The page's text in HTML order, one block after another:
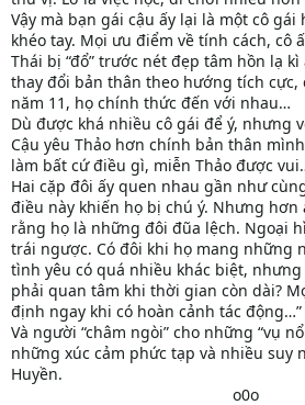
Vậy mà bạn gái cậu ấy lại là một cô
khéo tay. Mọi ưu điểm về tính cách, cô
Thái bị “đổ” trước nét đẹp tâm hồn lạ
thay đổi bản thân theo hướng tích cực,
năm 11, họ chính thức đến với nhau…
Dù được khá nhiều cô gái để ý, nhưng
Cậu yêu Thảo hơn chính bản thân
làm bất cứ điều gì, miễn Thảo được
Hai cặp đôi ấy quen nhau gần như
điều này khiến họ bị chú ý. Nhưng
rằng họ là những đôi đũa lệch. Ngoại
trái ngược. Có đôi khi họ mang những
tình yêu có quá nhiều khác biệt, nhưng
phải quan tâm khi thời gian còn dài?
định ngay khi có hoàn cảnh tác động…”
Và người “châm ngòi” cho những “vụ
những xúc cảm phức tạp và nhiều suy
Huyền.
o0o​